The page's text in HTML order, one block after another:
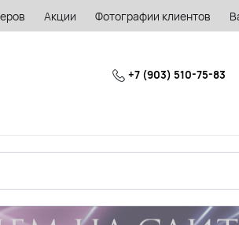
Акции Фотографии клиентов
+7 (903) 510-75-83